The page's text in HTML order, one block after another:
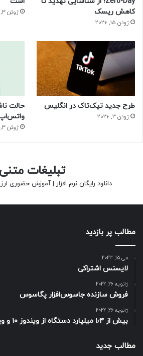
خواهد بود؟
کاهش ریسک
ژوئن 15, 2026
ژوئن 3, 2026
طرح جدید تیک‌تاک در انگلیس
ژوئن 3, 2026
ژوئن 3, 2026
تبلیغات
دانلود رایگان نرم افزار | آموزش حضوری ارز
مطالب پر بازدید
می 15, 2023
لایسنس اشتراکی
ژانویه 26, 2022
فروش سازنده جاسوس‌افزار پگاسوس
ژانویه 26, 2022
بیش از ۱٫۴ میلیارد دستگاه از ویندوز ۱۰ و ویندوز ۱۱ استفاده می‌کنند
مطالب جدید